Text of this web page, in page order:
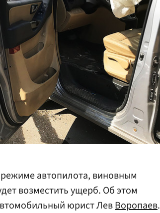
автопилота, виновным
возместить ущерб. Об этом
юрист ЛевВоропаев.